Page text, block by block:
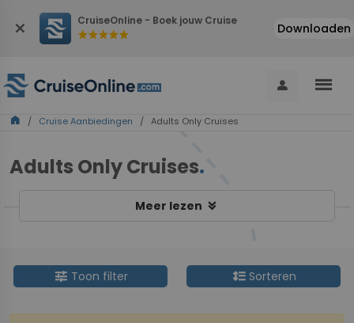
close CruiseOnline - Boek jouw Cruise
starstarstarstarstar Downloaden
person menu
home / Cruise Aanbiedingen / Adults Only Cruises
Adults Only Cruises.
Meer lezen keyboard_double_arrow_down
tune Toon filter format_line_spacingSorteren